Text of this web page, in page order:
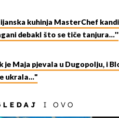
kuhinja MasterChef
debakl što se tiče tanjura...''
je Maja pjevala u Dugopolju, i
ukrala..."
I OVO